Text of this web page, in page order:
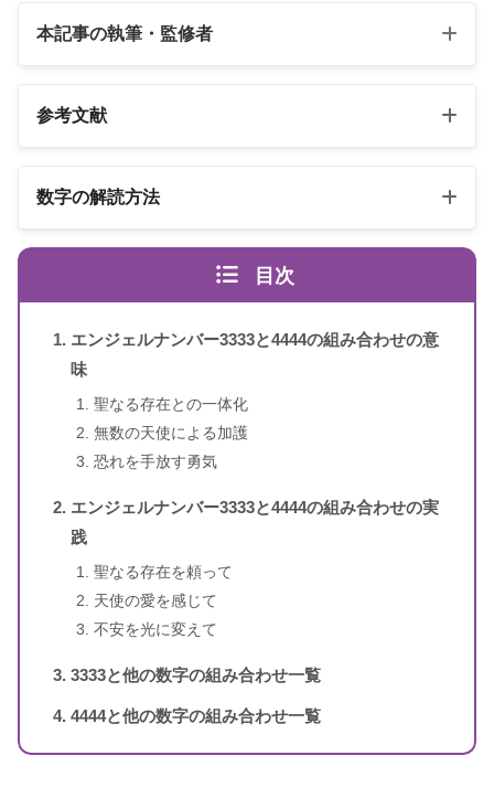
本記事の執筆・監修者
スピリカ（自己紹介はこちら）
参考文献
エンジェル・ナンバー 数字は天使
著者
ト・ブラウン
訳者 牧野・M・美枝
出版年
数字の解読方法
エンジェルナンバーの解読方法は桁ごとに異なります
1〜3桁のエンジェルナンバー
4桁のエンジェルナンバー
目次
エンジェルナンバー3333と4444の組み合わせの意
味
聖なる存在との一体化
無数の天使による加護
恐れを手放す勇気
エンジェルナンバー3333と4444の組み合わせの実
践
聖なる存在を頼って
天使の愛を感じて
不安を光に変えて
3333と他の数字の組み合わせ一覧
4444と他の数字の組み合わせ一覧